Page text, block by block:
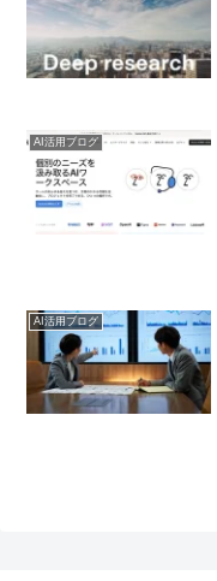
AI活用ブログ
AI活用ブログ